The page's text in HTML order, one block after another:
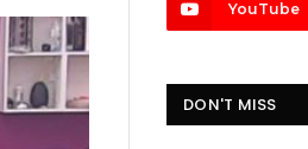
YouTube
DON'T MISS